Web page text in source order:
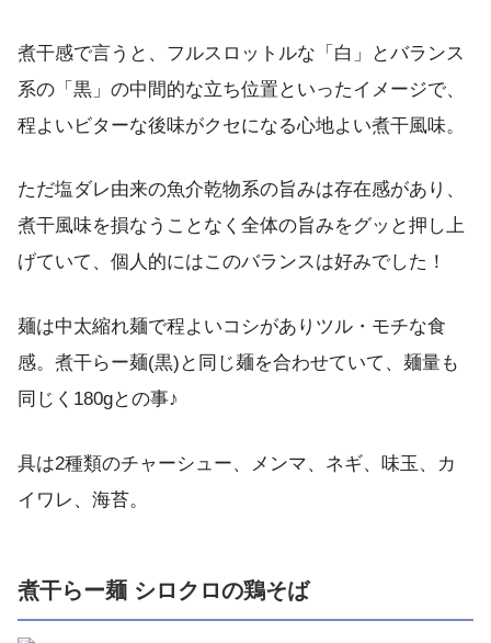
煮干感で言うと、フルスロットルな「白」とバランス
系の「黒」の中間的な立ち位置といったイメージで、
程よいビターな後味がクセになる心地よい煮干風味。
ただ塩ダレ由来の魚介乾物系の旨みは存在感があり、
煮干風味を損なうことなく全体の旨みをグッと押し上
げていて、個人的にはこのバランスは好みでした！
麺は中太縮れ麺で程よいコシがありツル・モチな食
感。煮干らー麺(黒)と同じ麺を合わせていて、麺量も
同じく180gとの事♪
具は2種類のチャーシュー、メンマ、ネギ、味玉、カ
イワレ、海苔。
煮干らー麺 シロクロの鶏そば